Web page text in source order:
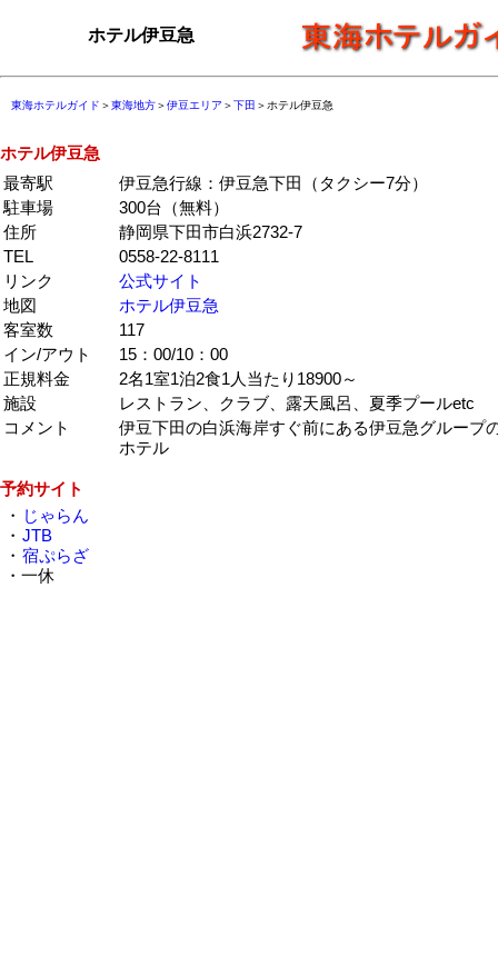
ホテル伊豆急
東海ホテルガイド ＞東海地方＞伊豆エリア ＞下田 ＞ホテル伊豆急
ホテル伊豆急
最寄駅
伊豆急行線：伊豆急下田（タクシー7分）
駐車場
300台（無料）
住所
静岡県下田市白浜2732-7
TEL
0558-22-8111
リンク
公式サイト
地図
ホテル伊豆急
客室数
117
イン/アウト
15：00/10：00
正規料金
2名1室1泊2食1人当たり18900～
施設
レストラン、クラブ、露天風呂、夏季プールetc
コメント
伊豆下田の白浜海岸すぐ前にある伊豆急グループ
ホテル
予約サイト
・ じゃらん
・ JTB
・ 宿ぷらざ
・一休